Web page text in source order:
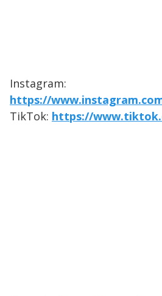
Instagram:
https://
TikTok: https://